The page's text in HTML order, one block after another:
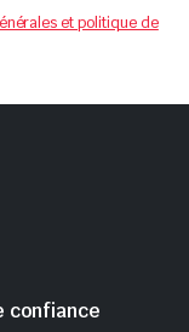
et politique de
confiance